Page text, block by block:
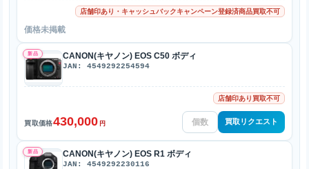
店舗印あり・キャッシュバックキャンペーン登録済商品買取不可
価格未掲載
新品 CANON(キヤノン) EOS C50 ボディ
JAN: 4549292254594
店舗印あり買取不可
買取価格430,000 円 買取リクエスト
新品 CANON(キヤノン) EOS R1 ボディ
JAN: 4549292230116